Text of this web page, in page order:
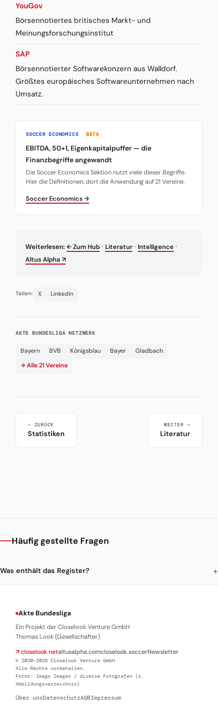
YouGov
Börsennotiertes britisches Markt- und
Meinungsforschungsinstitut
SAP
Börsennotierter Softwarekonzern aus Walldorf.
Größtes europäisches Softwareunternehmen nach
Umsatz.
SOCCER ECONOMICS BETA
EBITDA, 50+1, Eigenkapitalpuffer — die
Finanzbegriffe angewandt
Die Soccer Economics Sektion nutzt viele dieser Begriffe.
Hier die Definitionen, dort die Anwendung auf 21 Vereine.
Soccer Economics →
Weiterlesen: ← Zum Hub · Literatur · Intelligence ·
Altus Alpha ↗
Teilen: X LinkedIn
AKTE BUNDESLIGA NETZWERK
Bayern BVB Königsblau Bayer
Gladbach
→ Alle 21 Vereine
← ZURÜCK
Statistiken
WEITER →
Literatur
Häufig gestellte Fragen
Was enthält das Register?
Akte Bundesliga
Ein Projekt der Closelook Venture GmbH
Thomas Look (Gesellschafter)
↗ closelook.netaltusalpha.comcloselook.soccerNewsletter
© 2020–2026 Closelook Venture GmbH
Alle Rechte vorbehalten.
Fotos: Imago Images / diverse Fotografen (s.
Abbildungsverzeichnis)
Über unsDatenschutzAGBImpressum